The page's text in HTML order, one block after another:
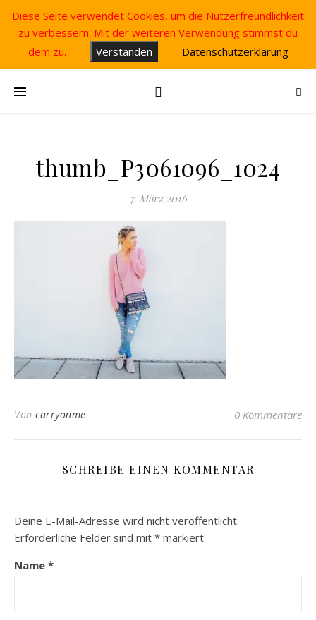
thumb_P3061096_1024
7. März 2016
Von carryonme 0 Kommentare
SCHREIBE EINEN KOMMENTAR
Deine E-Mail-Adresse wird nicht veröffentlicht.
Erforderliche Felder sind mit * markiert
Name *
Diese Seite verwendet Cookies, um die Nutzerfreundlichkeit
zu verbessern. Mit der weiteren Verwendung stimmst du
dem zu.
Verstanden Datenschutzerklärung